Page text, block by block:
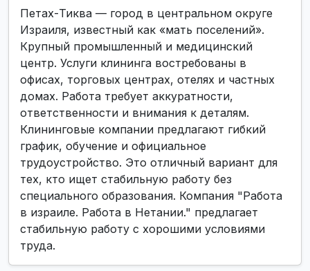
Петах-Тиква — город в центральном округе
Израиля, известный как «мать поселений».
Крупный промышленный и медицинский
центр. Услуги клининга востребованы в
офисах, торговых центрах, отелях и частных
домах. Работа требует аккуратности,
ответственности и внимания к деталям.
Клининговые компании предлагают гибкий
график, обучение и официальное
трудоустройство. Это отличный вариант для
тех, кто ищет стабильную работу без
специального образования. Компания "Работа
в израиле. Работа в Нетании." предлагает
стабильную работу с хорошими условиями
труда.